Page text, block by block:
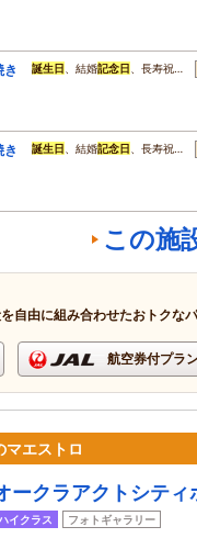
き
誕生日 、結婚記念日 、長寿祝…
き
誕生日 、結婚記念日 、長寿祝…
この施
自由に組み合わせたおトクな
航空券付プラ
エストロ
ークラアクトシティ
イクラス フォトギャラリー